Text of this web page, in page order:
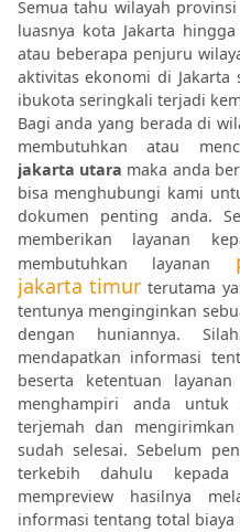
Semua tahu wilayah
luasnya kota Jakarta
atau beberapa penjuru
aktivitas ekonomi di
ibukota seringkali terjadi
Bagi anda yang berada di
membutuhkan atau
jakarta utara maka anda
bisa menghubungi kami
dokumen penting anda.
memberikan layanan
membutuhkan layanan
jakarta timur terutama
tentunya menginginkan
dengan huniannya.
mendapatkan informasi
beserta ketentuan
menghampiri anda untuk
terjemah dan
sudah selesai. Sebelum
terkebih dahulu
mempreview hasilnya
informasi tentang total biaya